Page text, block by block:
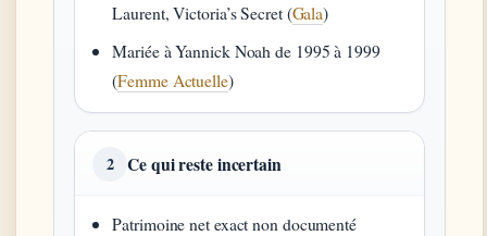
Laurent, Victoria’s Secret (Gala)
Mariée à Yannick Noah de 1995 à 1999
(Femme Actuelle)
2 Ce qui reste incertain
Patrimoine net exact non documenté